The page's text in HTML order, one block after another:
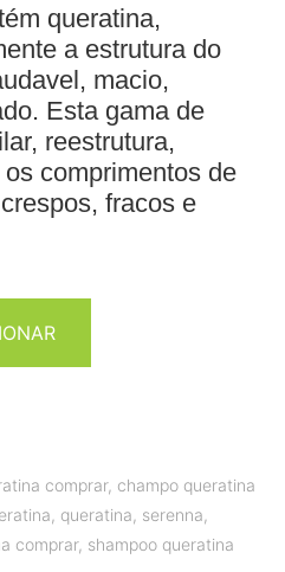
queratina,
a estrutura do
macio,
Esta gama de
reestrutura,
comprimentos de
fracos e
comprar, champo queratina
, queratina, serenna,
comprar, shampoo queratina